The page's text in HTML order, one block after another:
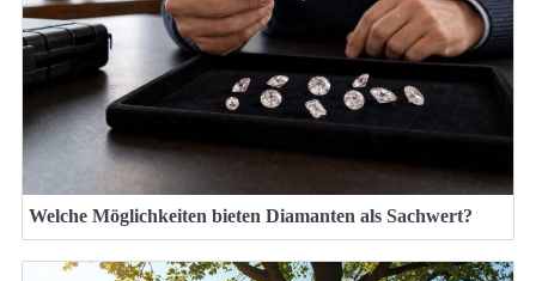
Welche Möglichkeiten bieten Diamanten als Sachwert?